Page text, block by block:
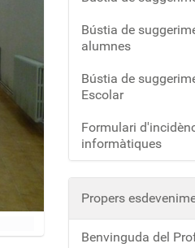
Bústia de
alumnes
Bústia de
Escolar
Formulari
informàtiques
Propers
Benvinguda del